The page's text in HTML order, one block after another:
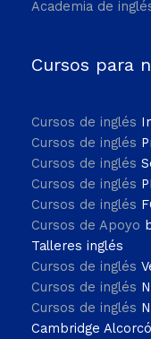
Academia de
Cursos para
Cursos de inglés
Cursos de inglés
Cursos de inglés
Cursos de inglés
Cursos de inglés
Cursos de Apoyo
Talleres inglés
Cursos de inglés
Cursos de inglés
Cursos de inglés
Cambridge